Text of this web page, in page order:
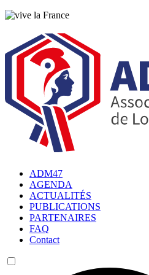
ADM47
AGENDA
ACTUALITÉS
PUBLICATIONS
PARTENAIRES
FAQ
Contact